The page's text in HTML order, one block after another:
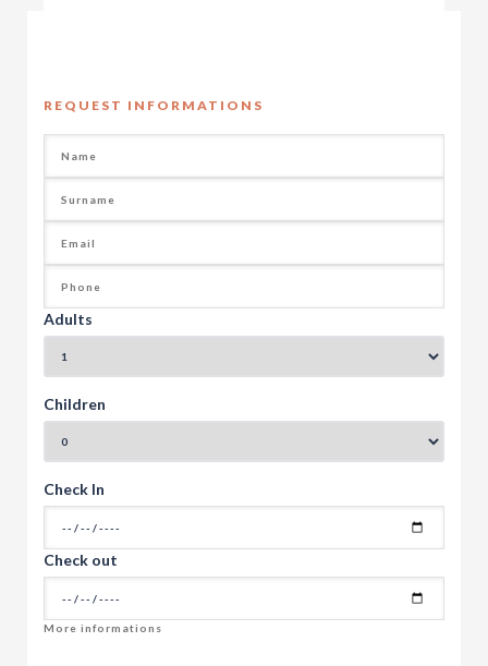
REQUEST INFORMATIONS
Adults
Children
Check In
Check out